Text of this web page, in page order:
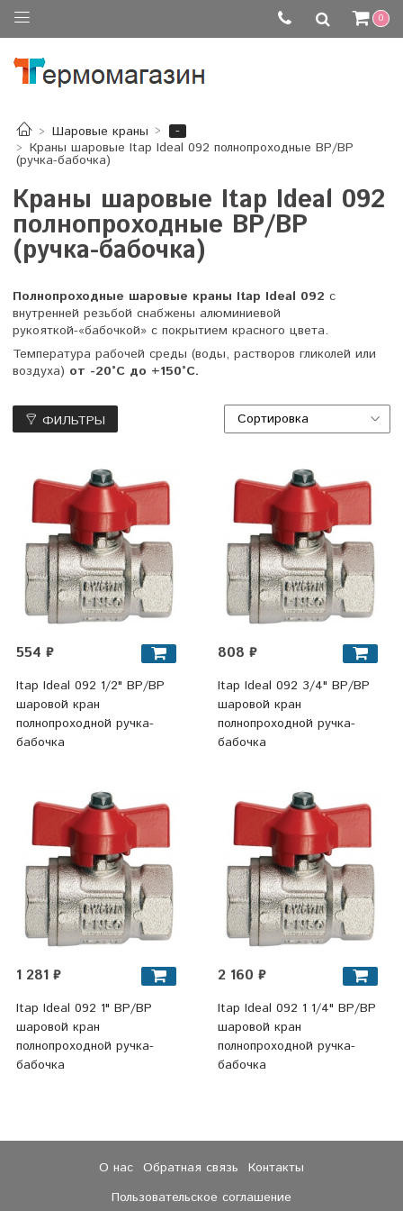
0
Шаровые краны
-
Краны шаровые Itap Ideal 092 полнопроходные ВР/ВР
(ручка-бабочка)
Краны шаровые Itap Ideal 092
полнопроходные ВР/ВР
(ручка-бабочка)
Полнопроходные шаровые краны Itap Ideal 092 с
внутренней резьбой снабжены алюминиевой
рукояткой-«бабочкой» с покрытием красного цвета.
Температура рабочей среды (воды, растворов гликолей или
воздуха) от -20°C до +150°C.
ФИЛЬТРЫ
554 ₽
Itap Ideal 092 1/2" ВР/ВР
шаровой кран
полнопроходной ручка-
бабочка
808 ₽
Itap Ideal 092 3/4" ВР/ВР
шаровой кран
полнопроходной ручка-
бабочка
1 281 ₽
Itap Ideal 092 1" ВР/ВР
шаровой кран
полнопроходной ручка-
бабочка
2 160 ₽
Itap Ideal 092 1 1/4" ВР/ВР
шаровой кран
полнопроходной ручка-
бабочка
О нас Обратная связь
Контакты
Пользовательское соглашение